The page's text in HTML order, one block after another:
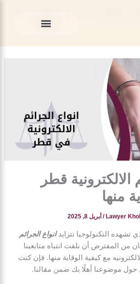
الالكترونية قطر
منها
/ أبريل 8, 2025
تشهده التكنولوجيا تتزايدانواع الجرائم
من المفترض أن نلفت انتباه متابعينا
مع كيفية الوقاية منها. فإن كنت
حول موضوعنا أهلًا بك ضمن مقالنا.